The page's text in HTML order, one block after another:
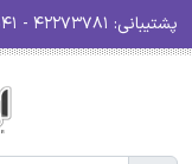
پشتیبانی: